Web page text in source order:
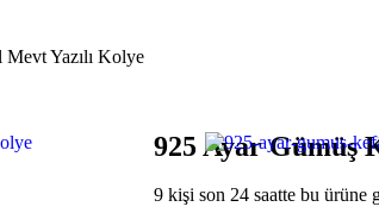
Yazılı Kolye
925 Ayar Gümüş
9 kişi son 24 saatte bu ürüne